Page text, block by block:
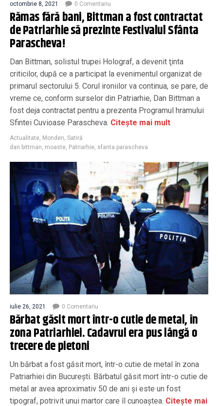
octombrie 8, 2021 0 Comentariu
Rămas fără bani, Bittman a fost contractat
de Patriarhie să prezinte Festivalul Sfânta
Parascheva!
Dan Bittman, solistul trupei Holograf, a devenit ţinta
criticilor, după ce a participat la evenimentul organizat de
primarul sectorului 5. Corul ironiilor va continua, se pare, de
vreme ce, conform surselor din Patriarhie, Dan Bittman a
fost deja contractat pentru a prezenta Programul hramului
Sfintei Cuvioase Parascheva. Citește mai mult
Actualitate, Monden, Satiră
dan bittman, moaste, Patriarhie, sfanta parascheva
iulie 26, 2021 0 Comentariu
Bărbat găsit mort într-o cutie de metal, în
zona Patriarhiei. Cadavrul era pus lângă o
trecere de pietoni
Un bărbat a fost găsit mort, într-o cutie de metal în zona
Patriarhiei din Bucureşti. Bărbatul găsit mort într-o cutie de
metal ar avea aproximativ 50 de ani şi este un fost
tipograf, potrivit unui martor care îl cunoaştea. Citește mai